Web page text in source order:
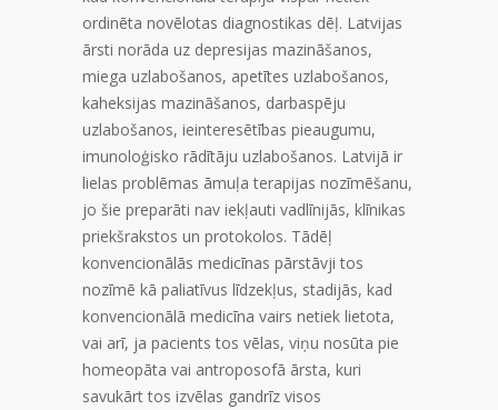
ordinēta novēlotas diagnostikas dēļ. Latvijas
ārsti norāda uz depresijas mazināšanos,
miega uzlabošanos, apetītes uzlabošanos,
kaheksijas mazināšanos, darbaspēju
uzlabošanos, ieinteresētības pieaugumu,
imunoloģisko rādītāju uzlabošanos. Latvijā ir
lielas problēmas āmuļa terapijas nozīmēšanu,
jo šie preparāti nav iekļauti vadlīnijās, klīnikas
priekšrakstos un protokolos. Tādēļ
konvencionālās medicīnas pārstāvji tos
nozīmē kā paliatīvus līdzekļus, stadijās, kad
konvencionālā medicīna vairs netiek lietota,
vai arī, ja pacients tos vēlas, viņu nosūta pie
homeopāta vai antroposofā ārsta, kuri
savukārt tos izvēlas gandrīz visos